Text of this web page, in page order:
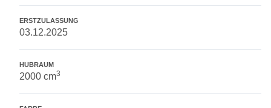
ERSTZULASSUNG
03.12.2025
HUBRAUM
2000 cm3